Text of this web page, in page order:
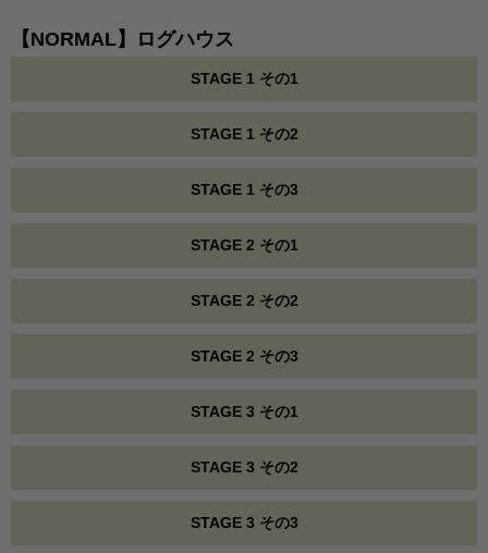
【NORMAL】ログハウス
STAGE 1 その1
STAGE 1 その2
STAGE 1 その3
STAGE 2 その1
STAGE 2 その2
STAGE 2 その3
STAGE 3 その1
STAGE 3 その2
STAGE 3 その3